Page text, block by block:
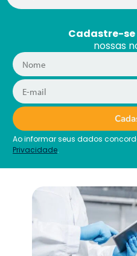
Cadastre-se
nossas
Ao informar seus dados
Privacidade.